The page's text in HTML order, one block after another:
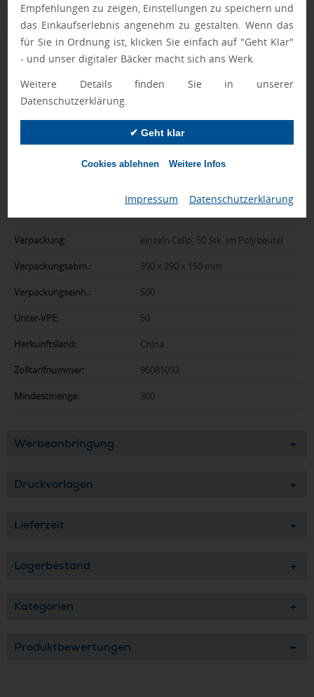
Empfehlungen zu zeigen, Einstellungen zu speichern und
das Einkaufserlebnis angenehm zu gestalten. Wenn das
für Sie in Ordnung ist, klicken Sie einfach auf "Geht Klar"
- und unser digitaler Bäcker macht sich ans Werk.
Weitere Details finden Sie in unserer
Datenschutzerklärung.
✔ Geht klar
Cookies ablehnen Weitere Infos
Impressum Datenschutzerklärung
Zusatzinformation
Artikelnummer: 124-0-8250-53-0001
Marke: uma
schwarz
137,52 mm
Verpackung: einzeln Cello, 50 Stk. im Polybeutel
Verpackungsabm.: 390 x 290 x 150 mm
Verpackungseinh.: 500
Unter-VPE: 50
Herkunftsland: China
Zolltarifnummer: 96081092
Mindestmenge: 300
Werbeanbringung
Druckvorlagen
Lieferzeit
Lagerbestand
Kategorien
Produktbewertungen